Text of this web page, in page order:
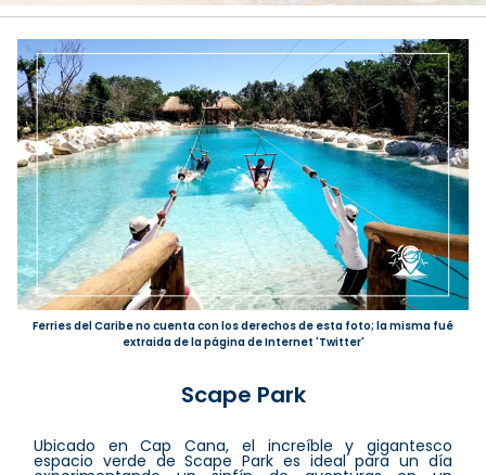
Ferries del Caribe no cuenta con los derechos de esta foto; la misma fué
extraida de la página de Internet 'Twitter'
Scape Park
Ubicado en Cap Cana, el increíble y gigantesco
espacio verde de Scape Park es ideal para un día